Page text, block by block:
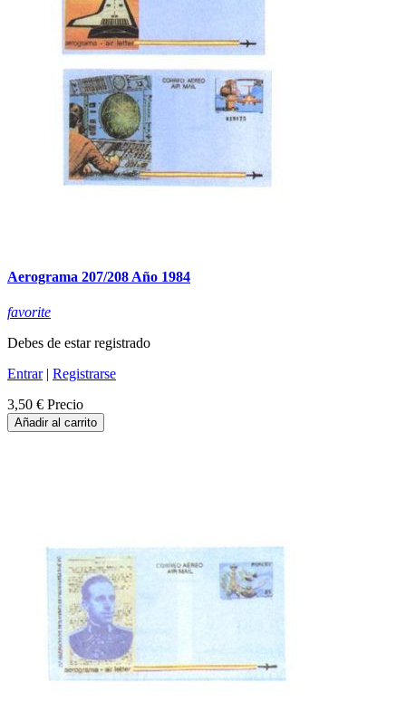
Aerograma 207/208 Año 1984
favorite
Debes de estar registrado
Entrar| Registrarse
3,50 € Precio
Añadir al carrito